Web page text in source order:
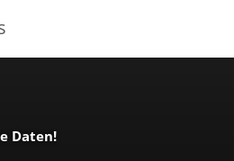
Daten!